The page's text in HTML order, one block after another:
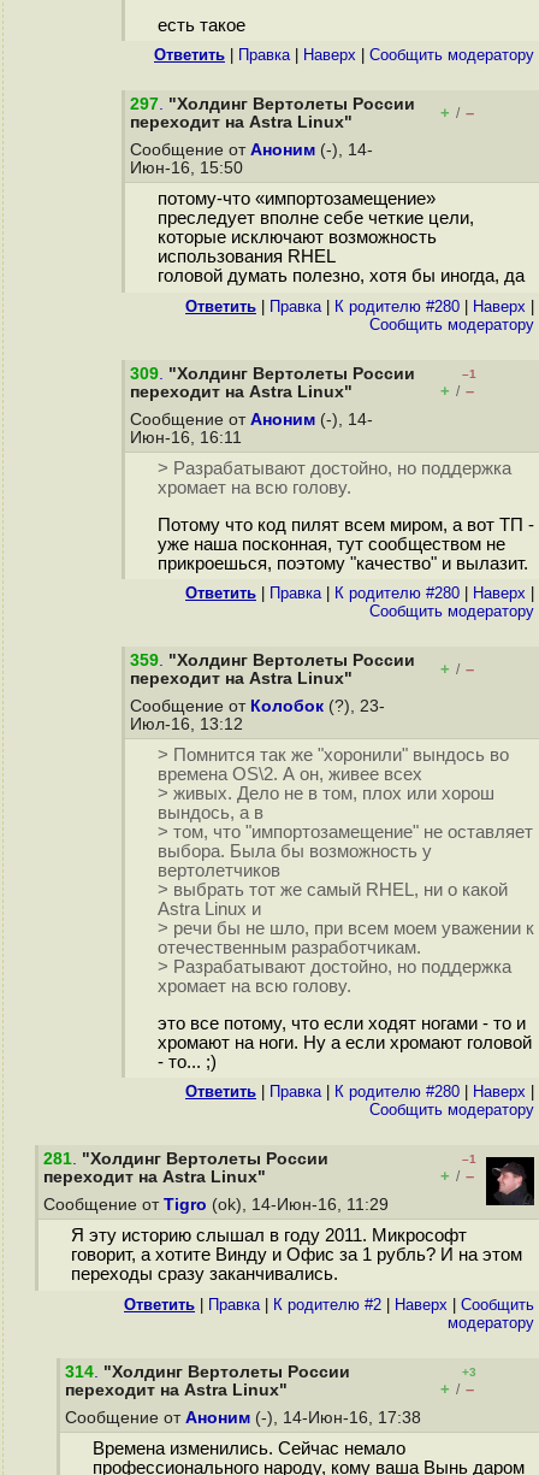
есть такое
Ответить Правка| Наверх Cообщить модератору
297. "Холдинг Вертолеты России
переходит на Astra Linux"
+ / –
Сообщение от Аноним (-), 14-
Июн-16, 15:50
потому-что «импортозамещение»
преследует вполне себе четкие цели,
которые исключают возможность
использования RHEL
головой думать полезно, хотя бы иногда, да
Ответить Правка| К родителю #280 Наверх
Cообщить модератору
309. "Холдинг Вертолеты России
переходит на Astra Linux"
–1
+ / –
Сообщение от Аноним (-), 14-
Июн-16, 16:11
> Разрабатывают достойно, но поддержка
хромает на всю голову.
Потому что код пилят всем миром, а вот ТП -
уже наша посконная, тут сообществом не
прикроешься, поэтому "качество" и вылазит.
Ответить Правка| К родителю #280 Наверх
Cообщить модератору
359. "Холдинг Вертолеты России
переходит на Astra Linux"
+ / –
Сообщение от Колобок (?), 23-
Июл-16, 13:12
> Помнится так же "хоронили" вындось во
времена ОS\2. А он, живее всех
> живых. Дело не в том, плох или хорош
вындось, а в
> том, что "импортозамещение" не оставляет
выбора. Была бы возможность у
вертолетчиков
> выбрать тот же самый RHEL, ни о какой
Astra Linuх и
> речи бы не шло, при всем моем уважении к
отечественным разработчикам.
> Разрабатывают достойно, но поддержка
хромает на всю голову.
это все потому, что если ходят ногами - то и
хромают на ноги. Ну а если хромают головой
- то... ;)
Ответить Правка| К родителю #280 Наверх
Cообщить модератору
281. "Холдинг Вертолеты России
переходит на Astra Linux"
–1
+ / –
Сообщение от Tigro (ok), 14-Июн-16, 11:29
Я эту историю слышал в году 2011. Микрософт
говорит, а хотите Винду и Офис за 1 рубль? И на этом
переходы сразу заканчивались.
Ответить Правка| К родителю #2 Наверх
Cообщить
модератору
314. "Холдинг Вертолеты России
переходит на Astra Linux"
+3
+ / –
Сообщение от Аноним (-), 14-Июн-16, 17:38
Времена изменились. Сейчас немало
профессионального народу, кому ваша Вынь даром